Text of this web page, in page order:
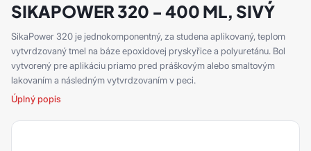
SIKAPOWER 320 - 400 ML, SIVÝ
SikaPower 320 je jednokomponentný, za studena aplikovaný, teplom
vytvrdzovaný tmel na báze epoxidovej pryskyřice a polyuretánu. Bol
vytvorený pre aplikáciu priamo pred práškovým alebo smaltovým
lakovaním a následným vytvrdzovaním v peci.
Úplný popis